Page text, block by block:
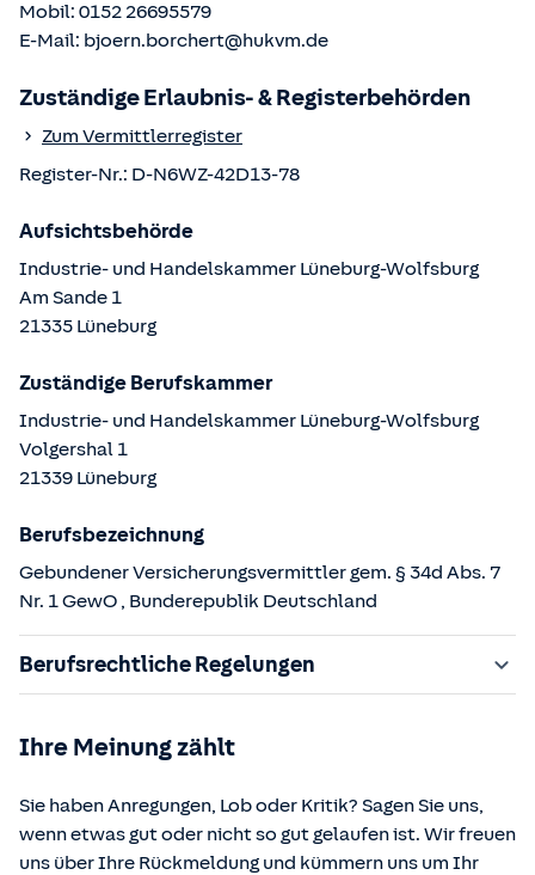
Mobil: 0152 26695579
E-Mail: bjoern.borchert@hukvm.de
Zuständige Erlaubnis- & Registerbehörden
Zum Vermittlerregister
Register-Nr.: D-N6WZ-42D13-78
Aufsichtsbehörde
Industrie- und Handelskammer Lüneburg-Wolfsburg
Am Sande 1
21335 Lüneburg
Zuständige Berufskammer
Industrie- und Handelskammer Lüneburg-Wolfsburg
Volgershal 1
21339 Lüneburg
Berufsbezeichnung
Gebundener Versicherungsvermittler gem. § 34d Abs. 7
Nr. 1 GewO , Bunderepublik Deutschland
Berufsrechtliche Regelungen
§§ 59 – 68 Gesetz über den Versicherungsvertrag
§ 48b Versicherungsaufsichtsgesetz (VAG)
Verordnung über die Versicherungsvermittlung und -
Ihre Meinung zählt
Sie haben Anregungen, Lob oder Kritik? Sagen Sie uns,
wenn etwas gut oder nicht so gut gelaufen ist. Wir freuen
uns über Ihre Rückmeldung und kümmern uns um Ihr